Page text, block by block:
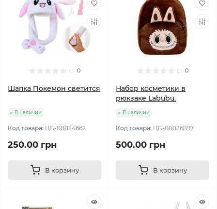
0
Шапка Покемон светится
В наличии
Код товара: ЦБ-00024662
250.00 грн
В корзину
0
Набор косметики в
рюкзаке Labubu.
В наличии
Код товара: ЦБ-00036897
500.00 грн
В корзину